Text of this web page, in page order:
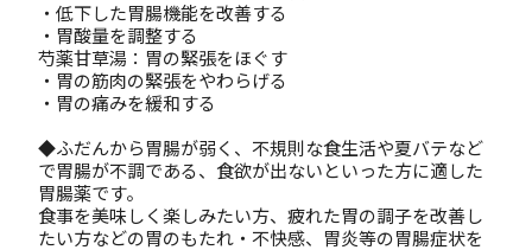
・低下した胃腸機能を改善する
・胃酸量を調整する
芍薬甘草湯：胃の緊張をほぐす
・胃の筋肉の緊張をやわらげる
・胃の痛みを緩和する
◆ふだんから胃腸が弱く、不規則な食生活や夏バテなど
で胃腸が不調である、食欲が出ないといった方に適した
胃腸薬です。
食事を美味しく楽しみたい方、疲れた胃の調子を改善し
たい方などの胃のもたれ・不快感、胃炎等の胃腸症状を